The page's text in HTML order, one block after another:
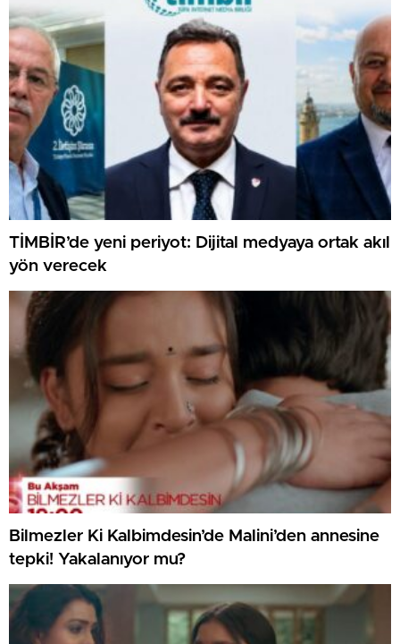
TİMBİR’de yeni periyot: Dijital medyaya ortak akıl
yön verecek
Bilmezler Ki Kalbimdesin’de Malini’den annesine
tepki! Yakalanıyor mu?